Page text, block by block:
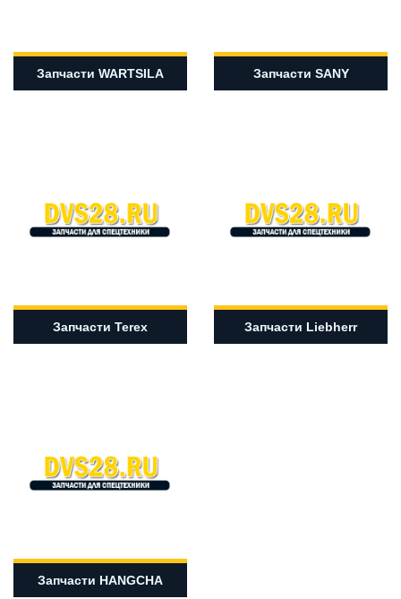
Запчасти WARTSILA Запчасти SANY
Запчасти Terex Запчасти Liebherr
Запчасти HANGCHA